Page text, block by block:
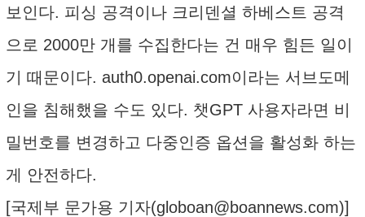
보인다. 피싱 공격이나 크리덴셜 하베스트 공격
으로 2000만 개를 수집한다는 건 매우 힘든 일이
기 때문이다. auth0.openai.com이라는 서브도메
인을 침해했을 수도 있다. 챗GPT 사용자라면 비
밀번호를 변경하고 다중인증 옵션을 활성화 하는
게 안전하다.
[국제부 문가용 기자(globoan@boannews.com)]